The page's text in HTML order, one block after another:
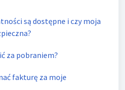
są dostępne i czy moja
za pobraniem?
fakturę za moje